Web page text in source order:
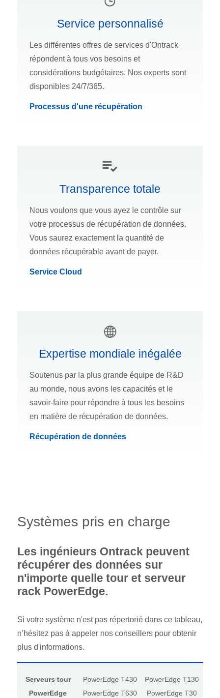
Service personnalisé
Les différentes offres de services d'Ontrack
répondent à tous vos besoins et
considérations budgétaires. Nos experts sont
disponibles 24/7/365.
Processus d'une récupération
Transparence totale
Nous voulons que vous ayez le contrôle sur
votre processus de récupération de données.
Vous saurez exactement la quantité de
données récupérable avant de payer.
Service Cloud
Expertise mondiale inégalée
Soutenus par la plus grande équipe de R&D
au monde, nous avons les capacités et le
savoir-faire pour répondre à tous les besoins
en matière de récupération de données.
Récupération de données
Systèmes pris en charge
Les ingénieurs Ontrack peuvent
récupérer des données sur
n'importe quelle tour et serveur
rack PowerEdge.
Si votre système n'est pas répertorié dans ce tableau,
n’hésitez pas à appeler nos conseillers pour obtenir
plus d'informations.
Serveurs tour
PowerEdge
PowerEdge T430
PowerEdge T630
PowerEdge T130
PowerEdge T30